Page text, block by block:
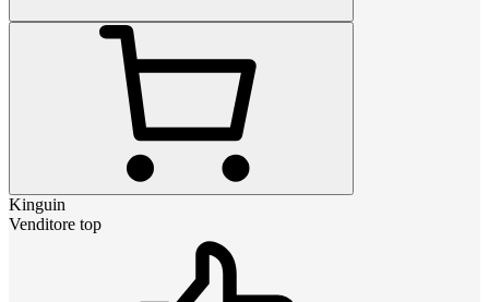
Kinguin
Venditore top